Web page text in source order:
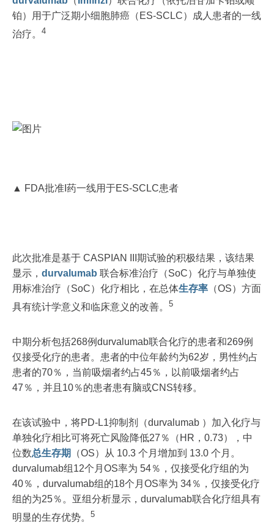
铂）用于广泛期小细胞肺癌（ES-SCLC）成人患者的一线
治疗。 4
▲ FDA批准I药一线用于ES-SCLC患者
此次批准是基于 CASPIAN III期试验的积极结果，该结果
显示， durvalumab 联合标准治疗（SoC）化疗与单独使
用标准治疗（SoC）化疗相比，在总体生存率 （OS）方面
具有统计学意义和临床意义的改善。 5
中期分析包括268例durvalumab联合化疗的患者和269例
仅接受化疗的患者。患者的中位年龄约为62岁，男性约占
患者的70％，当前吸烟者约占45％，以前吸烟者约占
47％，并且10％的患者患有脑或CNS转移。
在该试验中，将PD-L1抑制剂（durvalumab ）加入化疗与
单独化疗相比可将死亡风险降低27％（HR，0.73），中
位数总生存期
（OS）从 10.3 个月增加到 13.0 个月。
durvalumab组12个月OS率为 54％，仅接受化疗组的为
40％，durvalumab组的18个月OS率为 34％，仅接受化疗
组的为25％。亚组分析显示，durvalumab联合化疗组具有
明显的生存优势。 5